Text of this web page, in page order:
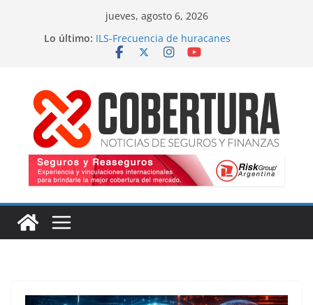
jueves, agosto 6, 2026
Lo último: ILS-Frecuencia de huracanes
Seguro marítimo-Presiones cruzadas
Fitch-Impulso a la innovación